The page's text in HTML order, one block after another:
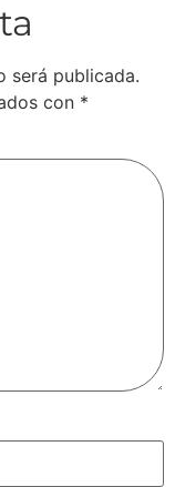
será publicada.
con *